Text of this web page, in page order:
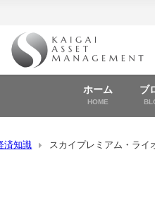
ホーム
HOME
ブ
済知識
スカイプレミアム・ラ